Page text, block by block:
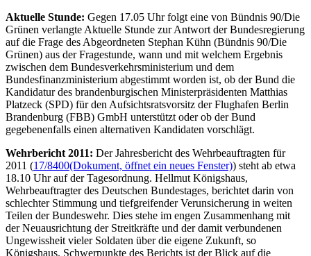
Aktuelle Stunde: Gegen 17.05 Uhr folgt eine von Bündnis 90/Die
Grünen verlangte Aktuelle Stunde zur Antwort der Bundesregierung
auf die Frage des Abgeordneten Stephan Kühn (Bündnis 90/Die
Grünen) aus der Fragestunde, wann und mit welchem Ergebnis
zwischen dem Bundesverkehrsministerium und dem
Bundesfinanzministerium abgestimmt worden ist, ob der Bund die
Kandidatur des brandenburgischen Ministerpräsidenten Matthias
Platzeck (SPD) für den Aufsichtsratsvorsitz der Flughafen Berlin
Brandenburg (FBB) GmbH unterstützt oder ob der Bund
gegebenenfalls einen alternativen Kandidaten vorschlägt.
Wehrbericht 2011: Der Jahresbericht des Wehrbeauftragten für
2011 (17/8400(Dokument, öffnet ein neues Fenster)) steht ab etwa
18.10 Uhr auf der Tagesordnung. Hellmut Königshaus,
Wehrbeauftragter des Deutschen Bundestages, berichtet darin von
schlechter Stimmung und tiefgreifender Verunsicherung in weiten
Teilen der Bundeswehr. Dies stehe im engen Zusammenhang mit
der Neuausrichtung der Streitkräfte und der damit verbundenen
Ungewissheit vieler Soldaten über die eigene Zukunft, so
Königshaus. Schwerpunkte des Berichts ist der Blick auf die